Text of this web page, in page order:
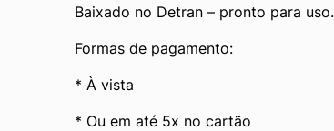
Baixado no Detran – pronto para uso.
Formas de pagamento:
* À vista
* Ou em até 5x no cartão